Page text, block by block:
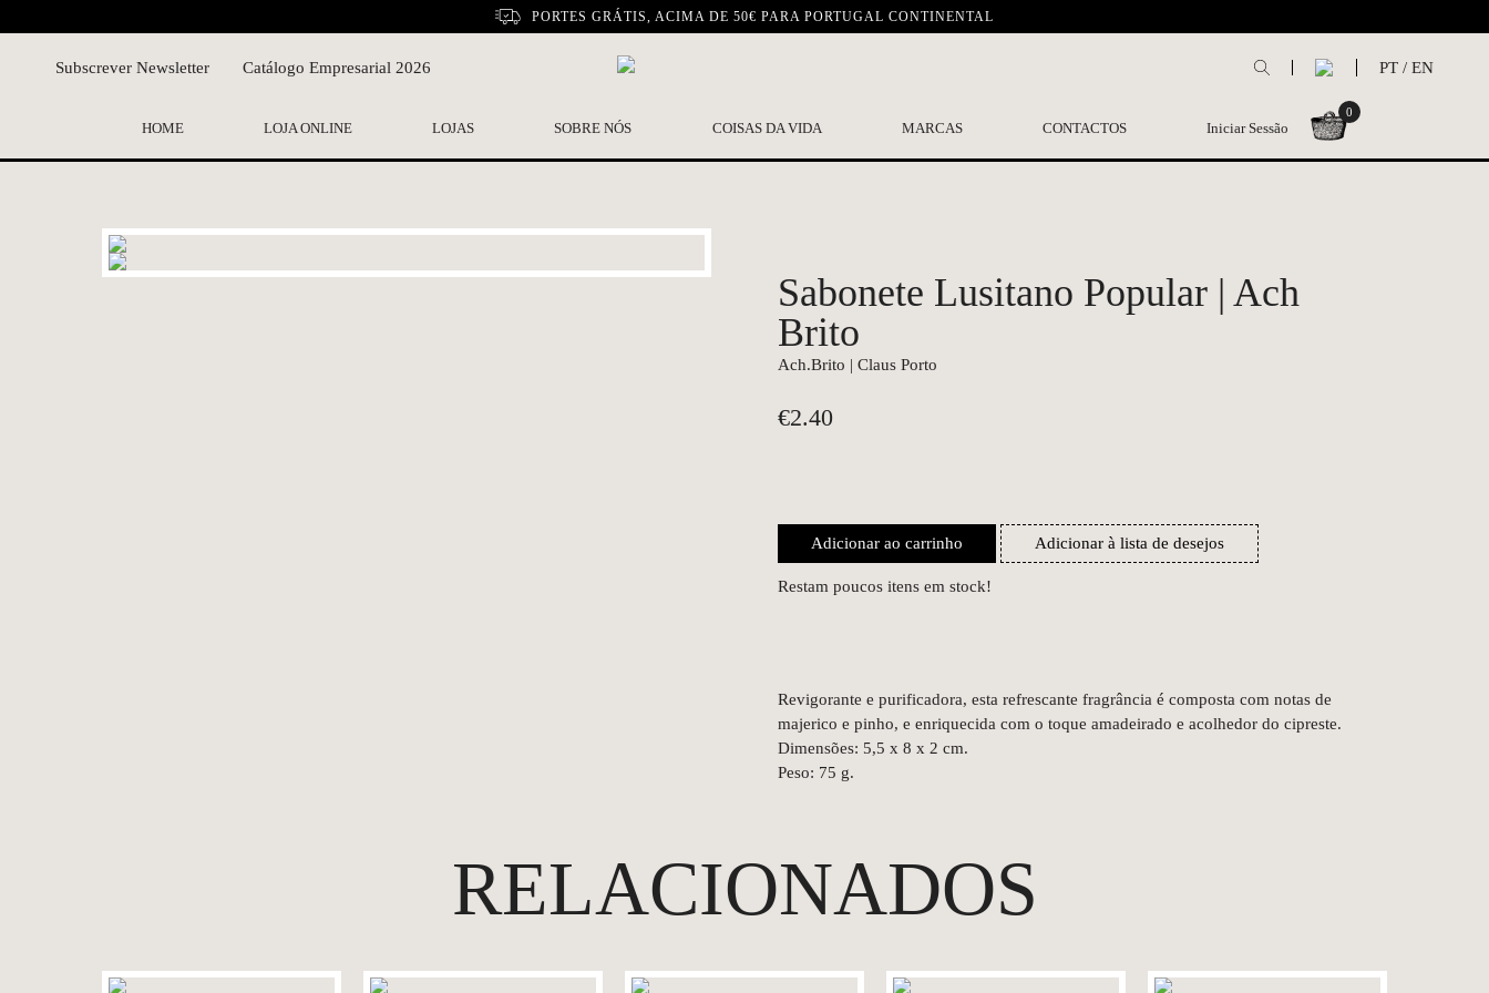
PORTES GRÁTIS, ACIMA DE 50€ PARA PORTUGAL CONTINENTAL
Subscrever Newsletter Catálogo Empresarial 2026 PT / EN
HOME LOJA ONLINE LOJAS SOBRE NÓS COISAS DA VIDA MARCAS CONTACTOS Iniciar Sessão
0
Sabonete Lusitano Popular | Ach
Brito
Ach.Brito | Claus Porto
€2.40
Adicionar ao carrinho Adicionar à lista de desejos
Restam poucos itens em stock!
Revigorante e purificadora, esta refrescante fragrância é composta com notas de
majerico e pinho, e enriquecida com o toque amadeirado e acolhedor do cipreste.
Dimensões: 5,5 x 8 x 2 cm.
Peso: 75 g.
RELACIONADOS